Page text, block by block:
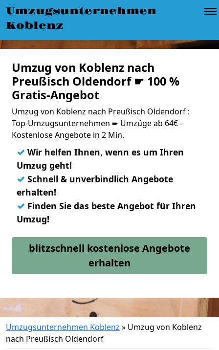
Umzugsunternehmen
Koblenz
Umzug von Koblenz nach
Preußisch Oldendorf ☛ 100 %
Gratis-Angebot
Umzug von Koblenz nach Preußisch Oldendorf :
Top-Umzugsunternehmen ➨ Umzüge ab 64€ –
Kostenlose Angebote in 2 Min.
✓ Wir helfen Ihnen, wenn es um Ihren
Umzug geht!
✓ Schnell & unverbindlich Angebote
erhalten!
✓ Finden Sie das beste Angebot für Ihren
Umzug!
blitzschnell kostenlose Angebote
erhalten
Umzugsunternehmen Koblenz » Umzug von Koblenz
nach Preußisch Oldendorf